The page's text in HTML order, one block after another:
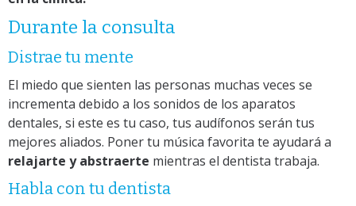
Durante la consulta
Distrae tu mente
El miedo que sienten las personas muchas veces se
incrementa debido a los sonidos de los aparatos
dentales, si este es tu caso, tus audífonos serán tus
mejores aliados. Poner tu música favorita te ayudará a
relajarte y abstraerte mientras el dentista trabaja.
Habla con tu dentista